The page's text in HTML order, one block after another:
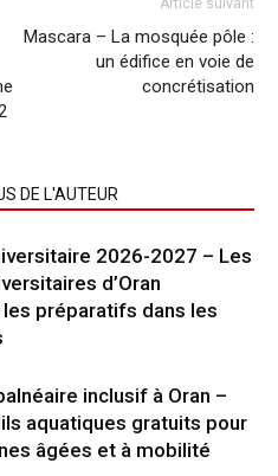
Mascara – La mosquée pôle :
un édifice en voie de
concrétisation
DE L'AUTEUR
2026-2027 – Les
d’Oran
préparatifs dans les
inclusif à Oran –
aquatiques gratuits pour
âgées et à mobilité